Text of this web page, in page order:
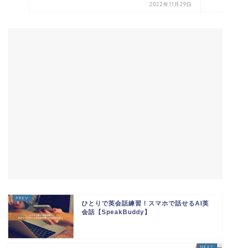
2022年11月29日
ひとりで英会話練習！スマホで話せるAI英
会話【SpeakBuddy】